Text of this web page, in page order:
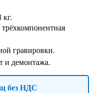
гравировки.
и демонтажа.
без НДС